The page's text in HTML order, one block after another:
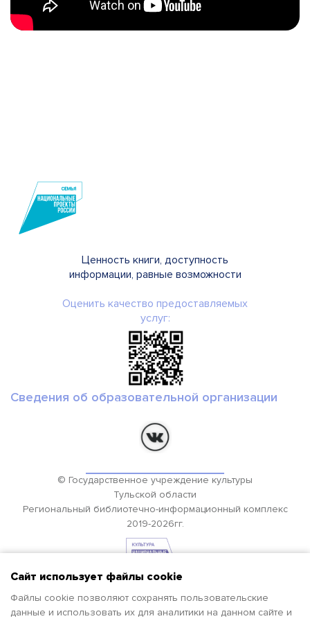
Сайт использует файлы cookie
Файлы cookie позволяют сохранять пользовательские
данные и использовать их для аналитики на данном сайте и
Ценность книги, доступность
информации, равные возможности
Оценить качество предоставляемых
услуг:
Сведения об образовательной организации
© Государственное учреждение культуры
Тульской области
Региональный библиотечно-информационный комплекс
2019-2026гг.